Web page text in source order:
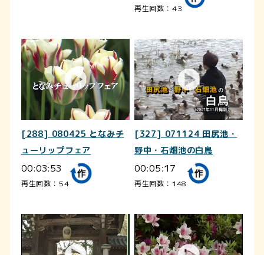
再生回数：43
[288] 080425 となみチ
ューリップフェア
00:03:53
再生回数：54
[327] 071124 田尻池・
野中・石畑池の白鳥
00:05:17
再生回数：148